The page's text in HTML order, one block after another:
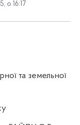
о 16:17
та земельної